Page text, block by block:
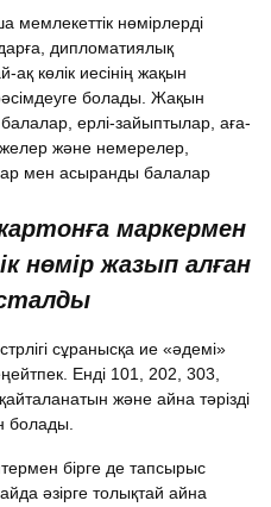
нөмірлерді
дипломатиялық
ақ көлік иесінің жақын
болады. Жақын
ерлі-зайыптылар, аға-
және немерелер,
мен асыранды балалар
маркермен
нөмір жазып алған
сұранысқа ие «әдемі»
Енді 101, 202, 303,
және айна тәрізді
болады.
бірге де тапсырыс
әзірге толықтай айна